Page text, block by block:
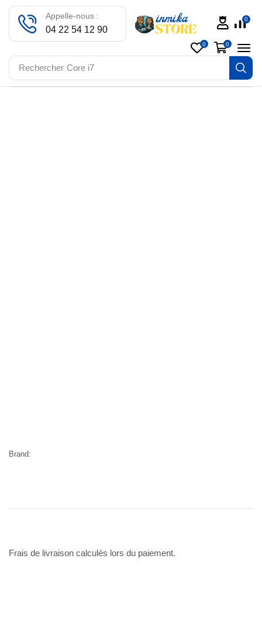
Rechercher Core i7
Appelle-nous :
04 22 54 12 90
0
0 0
Brand:
Frais de livraison calculés lors du paiement.